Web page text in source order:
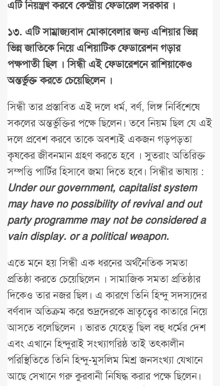
এটি নিয়ন্ত্রণ করবে কেন্দ্রীয় ফেডারেল সরকার ।
১৩. এটি সাম্রাজ্যবাদ মোকাবেলার জন্য এশিয়ার ভিন্ন
ভিন্ন জাতিকে নিয়ে এশিয়াটিক ফেডারেশন গড়ার
পক্ষপাতী ছিল । সিন্ধী এই ফেডারেশনে রাশিয়াকেও
অন্তর্ভুক্ত করতে চেয়েছিলেন ।
সিন্ধী তার প্রস্তাবিত এই দলে ধর্ম, বর্ণ, লিঙ্গ নির্বিশেষে
সকলের অন্তর্ভুক্তির পক্ষে ছিলেন। তবে নিয়ম ছিল যে এই
দলে প্রবেশ করবে তাকে অবশ্যই একজন গড়পড়তা
কৃষকের জীবনমান গ্রহণ করতে হবে । সুতরাং অতিরিক্ত
সম্পত্তি পার্টির হিসাবে জমা দিতে হবে। সিন্ধীর ভাষায় :
Under our government, capitalist system
may have no possibility of revival and out
party programme may not be considered a
vain display. or a political weapon.
এতে মনে হয় সিন্ধী এক ধরনের অর্থনৈতিক সমতা
প্রতিষ্ঠা করতে চেয়েছিলেন । সামাজিক সমতা প্রতিষ্ঠার
দিকেও তার নজর ছিল। এ কারণে তিনি হিন্দু সদস্যদের
বর্ণবাদ অতিক্রম করে শুদ্রদেরকে ভ্রাতৃত্বের কাতারে নিয়ে
আসতে বলেছিলেন । ভারত যেহেতু ছিল বহু ধর্মের দেশ
এবং এখানে হিন্দুরাই সংখ্যাগরিষ্ঠ তাই তৎকালীন
পরিস্থিতিতে তিনি হিন্দু-মুসলিম মিশ্র জনসংখ্যা যেখানে
আছে সেখানে গরু কুরবানী নিষিদ্ধ করার পক্ষে ছিলেন।